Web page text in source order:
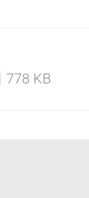
778 KB